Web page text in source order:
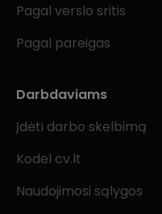
Pagal verslo sritis
Pagal pareigas
Darbdaviams
Įdėti darbo skelbimą
Kodėl cv.lt
Naudojimosi sąlygos